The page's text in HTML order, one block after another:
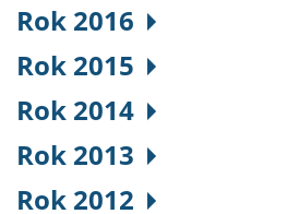
Rok 2016
Rok 2015
Rok 2014
Rok 2013
Rok 2012